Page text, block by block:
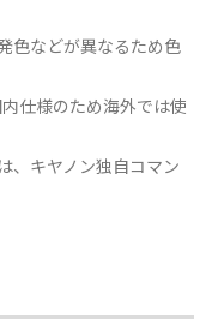
色などが異なるため色
仕様のため海外では使
、キヤノン独自コマン